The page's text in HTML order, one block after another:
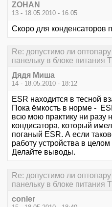
ZOHAN
13 - 18.05.2010 - 16:05
Скоро для конденсаторов
Re: допустимо ли
панельку в блоке питания
Дядя Миша
14 - 18.05.2010 - 18:12
ESR находится в тесной
Пока ёмкость в норме -
всю мою практику ни разу
кондисатора, который
поганый ESR. А если
работу устройства в
Делайте выводы.
Re: допустимо ли
панельку в блоке питания
conler